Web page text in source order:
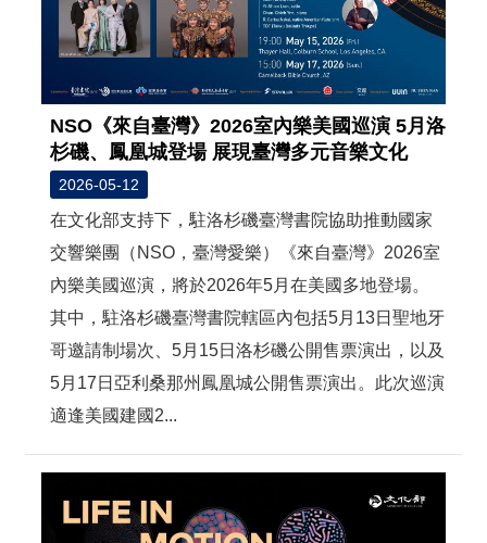
NSO《來自臺灣》2026室內樂美國巡演 5月洛
杉磯、鳳凰城登場 展現臺灣多元音樂文化
2026-05-12
在文化部支持下，駐洛杉磯臺灣書院協助推動國家
交響樂團（NSO，臺灣愛樂）《來自臺灣》2026室
內樂美國巡演，將於2026年5月在美國多地登場。
其中，駐洛杉磯臺灣書院轄區內包括5月13日聖地牙
哥邀請制場次、5月15日洛杉磯公開售票演出，以及
5月17日亞利桑那州鳳凰城公開售票演出。此次巡演
適逢美國建國2...